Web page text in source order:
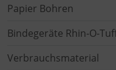
Papier Bohren
Bindegeräte Rhin-O-
Verbrauchsmaterial